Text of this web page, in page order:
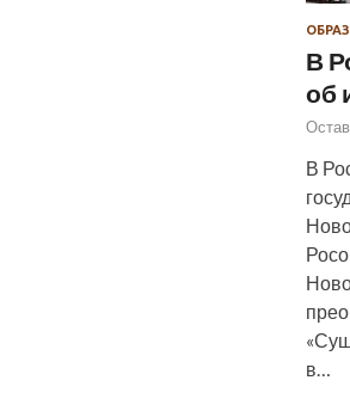
В
об
В
в…